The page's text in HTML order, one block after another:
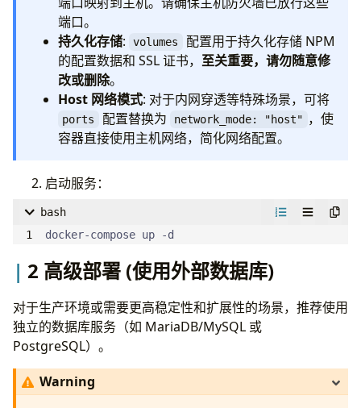
#   - '80:80'
#   - '443:443'
#   - '81:81'
volumes:
- ./data:/data
- ./letsencrypt:/etc/letsencrypt
端口。
持久化存储: volumes
配置用于持久化存储 NPM
的配置数据和 SSL 证书， 至关重要，请勿随意修
改或删除。
Host 网络模式: 对于内网穿透等特殊场景，可将
ports 配置替换为 network_mode: "host" ，使
容器直接使用主机网络，简化网络配置。
启动服务：
bash
docker-compose up -d
2 高级部署 (使用外部数据库)
对于生产环境或需要更高稳定性和扩展性的场景，推荐使用
独立的数据库服务（如 MariaDB/MySQL 或
PostgreSQL）。
Warning